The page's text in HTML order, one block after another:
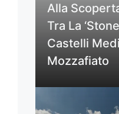
Alla
Tra La
Castelli
Mozzafiato